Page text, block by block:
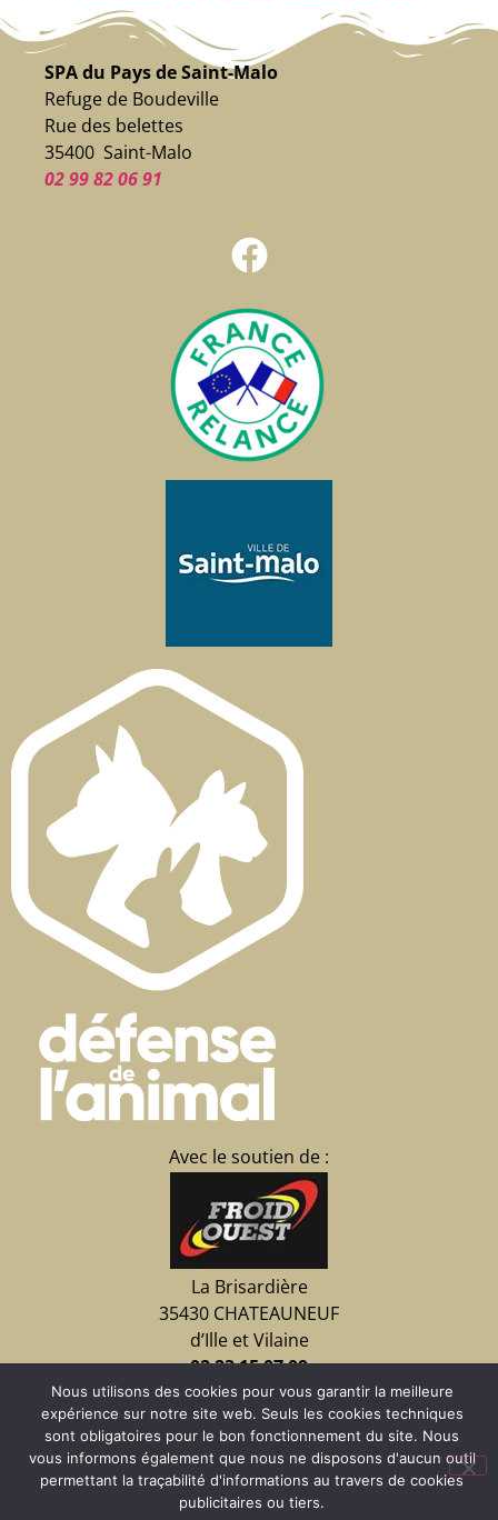
SPA du Pays de Saint-Malo
Refuge de Boudeville
Rue des belettes
35400 Saint-Malo
02 99 82 06 91
Avec le soutien de :
La Brisardière
35430 CHATEAUNEUF
d’Ille et Vilaine
02 23 15 07 09
Faire un don
Nous utilisons des cookies pour vous garantir la meilleure
expérience sur notre site web. Seuls les cookies techniques
sont obligatoires pour le bon fonctionnement du site. Nous
vous informons également que nous ne disposons d'aucun outil
permettant la traçabilité d'informations au travers de cookies
publicitaires ou tiers.